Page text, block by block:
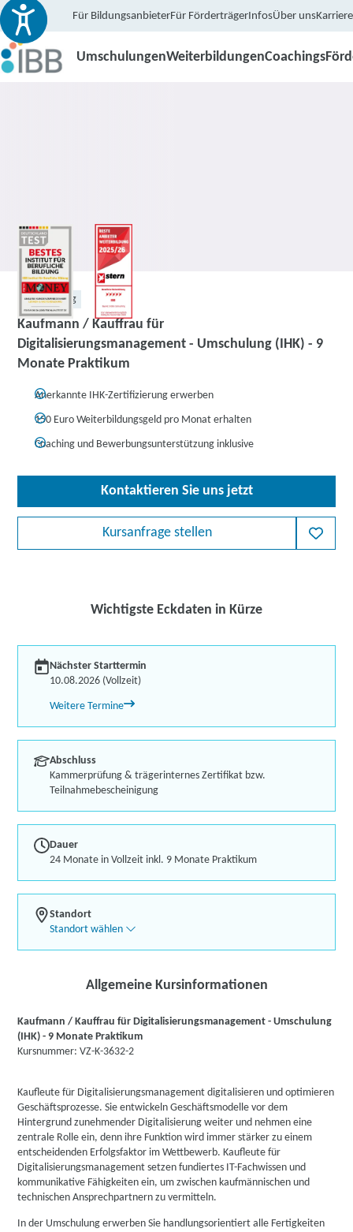
Für BildungsanbieterFür FörderträgerInfosÜber unsKarriere
UmschulungenWeiterbildungenCoachings
Umschulung
Kaufmann / Kauffrau für
Digitalisierungsmanagement - Umschulung (IHK) - 9
Monate Praktikum
Anerkannte IHK-Zertifizierung erwerben
150 Euro Weiterbildungsgeld pro Monat erhalten
Coaching und Bewerbungsunterstützung inklusive
Kontaktieren Sie uns jetzt
Kursanfrage stellen
Wichtigste Eckdaten in Kürze
Nächster Starttermin
10.08.2026 (Vollzeit)
Weitere Termine
Abschluss
Kammerprüfung & trägerinternes Zertifikat bzw.
Teilnahmebescheinigung
Dauer
24 Monate in Vollzeit inkl. 9 Monate Praktikum
Standort
Standort wählen
Allgemeine Kursinformationen
Kaufmann / Kauffrau für Digitalisierungsmanagement - Umschulung
(IHK) - 9 Monate Praktikum
Kursnummer: VZ-K-3632-2
Kaufleute für Digitalisierungsmanagement digitalisieren und optimieren
Geschäftsprozesse. Sie entwickeln Geschäftsmodelle vor dem
Hintergrund zunehmender Digitalisierung weiter und nehmen eine
zentrale Rolle ein, denn ihre Funktion wird immer stärker zu einem
entscheidenden Erfolgsfaktor im Wettbewerb. Kaufleute für
Digitalisierungsmanagement setzen fundiertes IT-Fachwissen und
kommunikative Fähigkeiten ein, um zwischen kaufmännischen und
technischen Ansprechpartnern zu vermitteln.
In der Umschulung erwerben Sie handlungsorientiert alle Fertigkeiten